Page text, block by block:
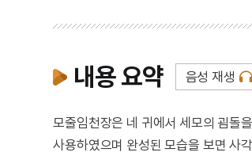
내용 요약 음성 재생
모줄임천장은 네 귀에서 세모의 굄돌
사용하였으며 완성된 모습을 보면 사